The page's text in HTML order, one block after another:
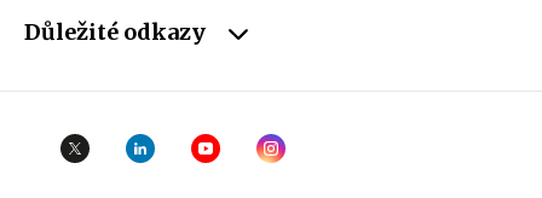
Důležité odkazy